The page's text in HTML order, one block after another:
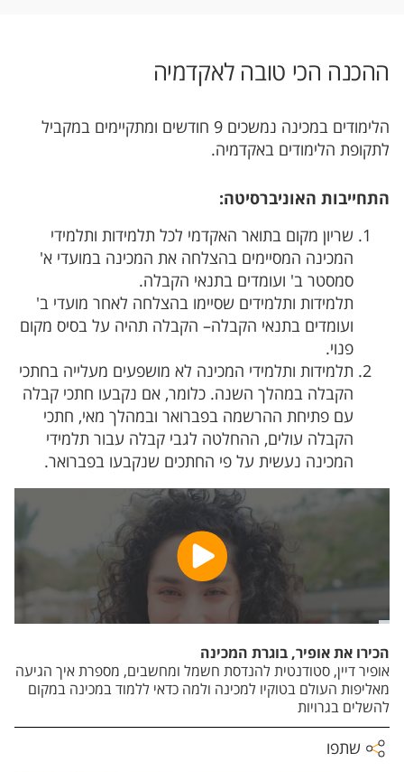
ההכנה הכי טובה לאקדמיה
הלימודים במכינה נמשכים 9 חודשים ומתקיימים במקביל
לתקופת הלימודים באקדמיה.
התחייבות האוניברסיטה:
שריון מקום בתואר האקדמי לכל תלמידות ותלמידי
המכינה המסיימים בהצלחה את המכינה במועדי א'
סמסטר ב' ועומדים בתנאי הקבלה.
תלמידות ותלמידים שסיימו בהצלחה לאחר מועדי ב'
ועומדים בתנאי הקבלה– הקבלה תהיה על בסיס מקום
פנוי.
תלמידות ותלמידי המכינה לא מושפעים מעלייה בחתכי
הקבלה במהלך השנה. כלומר, אם נקבעו חתכי קבלה
עם פתיחת ההרשמה בפברואר ובמהלך מאי, חתכי
הקבלה עולים, ההחלטה לגבי קבלה עבור תלמידי
המכינה נעשית על פי החתכים שנקבעו בפברואר.
הכירו את אופיר, בוגרת המכינה
אופיר דיין, סטודנטית להנדסת חשמל ומחשבים, מספרת איך הגיעה
מאליפות העולם בטוקיו למכינה ולמה כדאי ללמוד במכינה במקום
להשלים בגרויות
שתפו